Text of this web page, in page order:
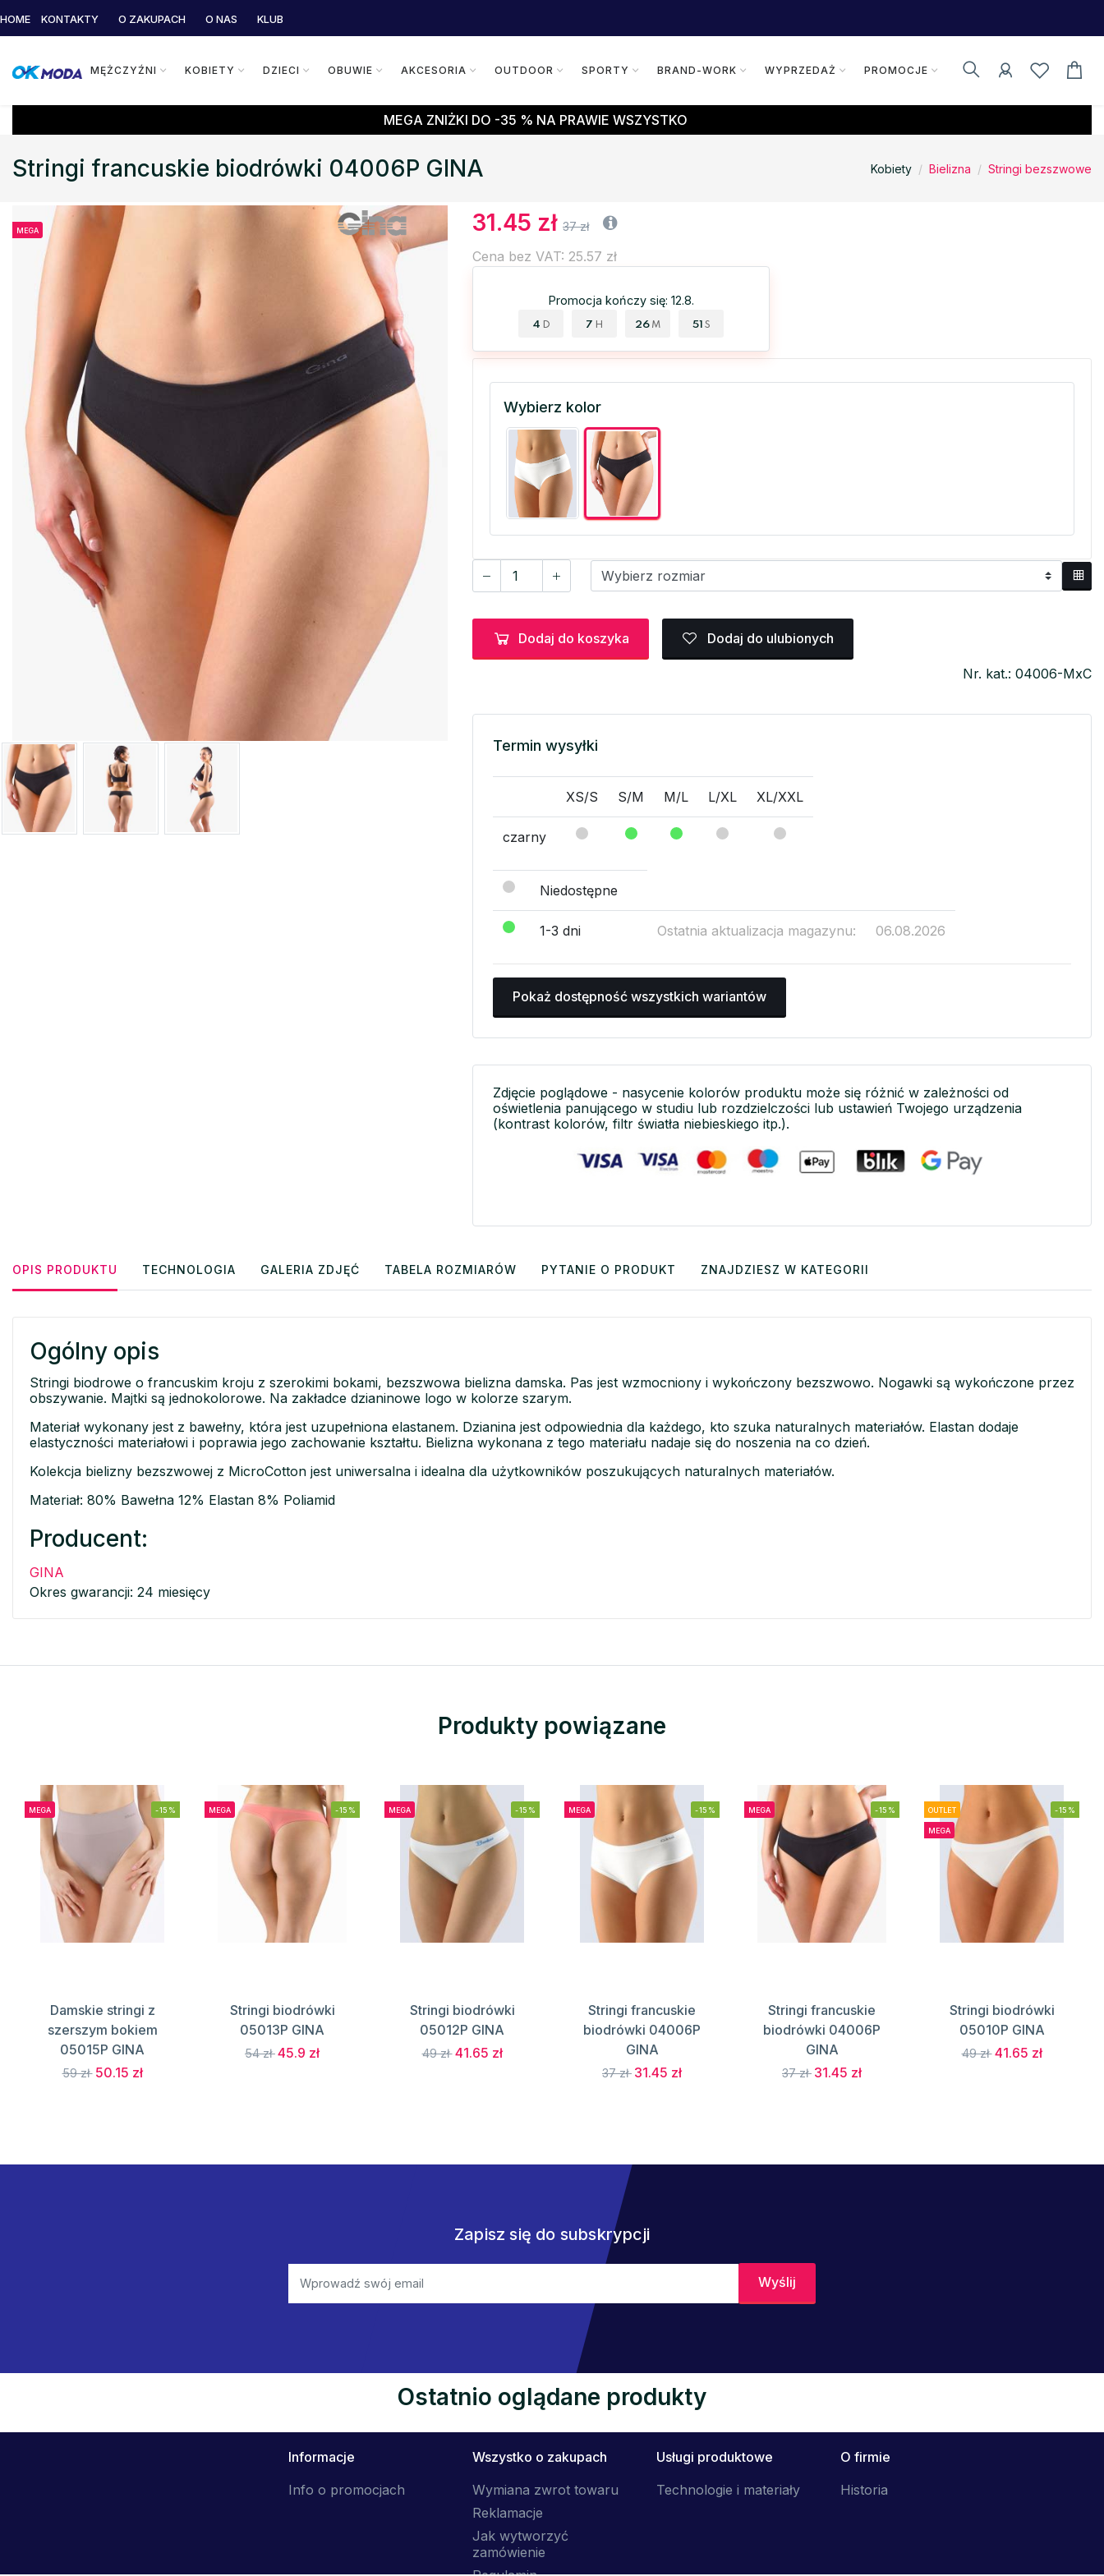
HOME KONTAKTY O ZAKUPACH O NAS KLUB
MĘŻCZYŹNI KOBIETY DZIECI OBUWIE AKCESORIA OUTDOOR SPORTY BRAND-WORK WYPRZEDAŻ PROMOCJE
MEGA ZNIŻKI DO -35 % NA PRAWIE WSZYSTKO
Stringi francuskie biodrówki 04006P GINA Kobiety Bielizna Stringi bezszwowe
MEGA 31.45 zł 37 zł
Cena bez VAT: 25.57 zł
Promocja kończy się: 12.8.
4 D 7 H 26 M 50 S
Wybierz kolor
Dodaj do koszyka Dodaj do ulubionych
Nr. kat.: 04006-MxC
Termin wysyłki
XS/S S/M M/L L/XL XL/XXL
czarny
Niedostępne
1-3 dni Ostatnia aktualizacja magazynu: 06.08.2026
Pokaż dostępność wszystkich wariantów
Zdjęcie poglądowe - nasycenie kolorów produktu może się różnić w zależności od
oświetlenia panującego w studiu lub rozdzielczości lub ustawień Twojego urządzenia
(kontrast kolorów, filtr światła niebieskiego itp.).
OPIS PRODUKTU TECHNOLOGIA GALERIA ZDJĘĆ TABELA ROZMIARÓW PYTANIE O PRODUKT ZNAJDZIESZ W KATEGORII
Ogólny opis
Stringi biodrowe o francuskim kroju z szerokimi bokami, bezszwowa bielizna damska. Pas jest wzmocniony i wykończony bezszwowo. Nogawki są wykończone przez
obszywanie. Majtki są jednokolorowe. Na zakładce dzianinowe logo w kolorze szarym.
Materiał wykonany jest z bawełny, która jest uzupełniona elastanem. Dzianina jest odpowiednia dla każdego, kto szuka naturalnych materiałów. Elastan dodaje
elastyczności materiałowi i poprawia jego zachowanie kształtu. Bielizna wykonana z tego materiału nadaje się do noszenia na co dzień.
Kolekcja bielizny bezszwowej z MicroCotton jest uniwersalna i idealna dla użytkowników poszukujących naturalnych materiałów.
Materiał: 80% Bawełna 12% Elastan 8% Poliamid
Producent:
GINA
Okres gwarancji: 24 miesięcy
Produkty powiązane
MEGA -15%
Damskie stringi z
szerszym bokiem
05015P GINA
59 zł 50.15 zł
MEGA -15%
Stringi biodrówki
05013P GINA
54 zł45.9 zł
MEGA -15%
Stringi biodrówki
05012P GINA
49 zł 41.65 zł
MEGA -15%
Stringi francuskie
biodrówki 04006P
GINA
37 zł 31.45 zł
MEGA -15%
Stringi francuskie
biodrówki 04006P
GINA
37 zł 31.45 zł
OUTLET
MEGA
-15%
Stringi biodrówki
05010P GINA
49 zł 41.65 zł
Zapisz się do subskrypcji
Ostatnio oglądane produkty
Informacje
Info o promocjach
Wszystko o zakupach
Wymiana zwrot towaru
Reklamacje
Jak wytworzyć
zamówienie
Usługi produktowe
Technologie i materiały
O firmie
Historia